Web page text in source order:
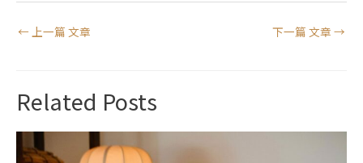
← 上一篇 文章 下一篇 文章 →
Related Posts